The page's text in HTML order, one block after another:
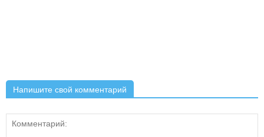
Напишите свой комментарий